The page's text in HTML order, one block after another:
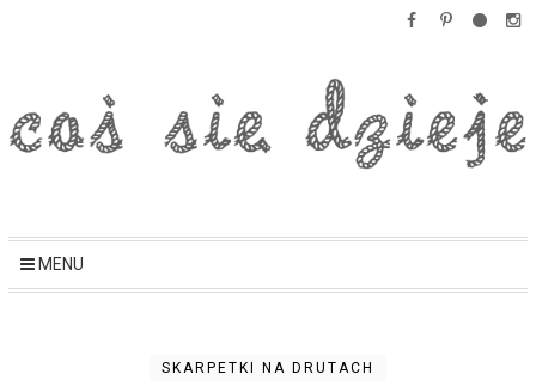
MENU
SKARPETKI NA DRUTACH